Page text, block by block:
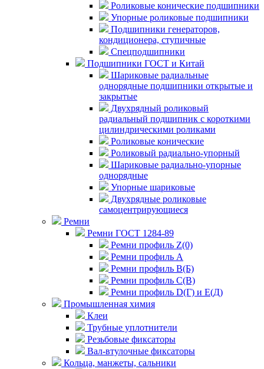
Роликовые конические подшипники
Упорные роликовые подшипники
Подшипники генераторов,
кондиционера, ступичные
Спецподшипники
Подшипники ГОСТ и Китай
Шариковые радиальные
однорядные подшипники открытые и
закрытые
Двухрядный роликовый
радиальный подшипник с короткими
цилиндрическими роликами
Роликовые конические
Роликовый радиально-упорный
Шариковые радиально-упорные
однорядные
Упорные шариковые
Двухрядные роликовые
самоцентрирующиеся
Ремни
Ремни ГОСТ 1284-89
Ремни профиль Z(0)
Ремни профиль А
Ремни профиль В(Б)
Ремни профиль С(В)
Ремни профиль D(Г) и E(Д)
Промышленная химия
Клеи
Трубные уплотнители
Резьбовые фиксаторы
Вал-втулочные фиксаторы
Кольца, манжеты, сальники